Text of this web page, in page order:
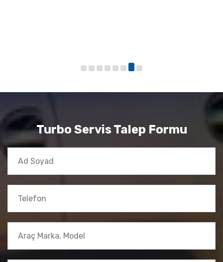
Turbo Servis Talep Formu